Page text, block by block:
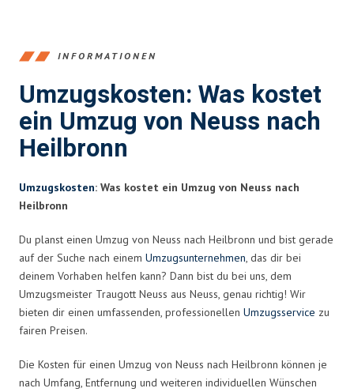
INFORMATIONEN
Umzugskosten: Was kostet
ein Umzug von Neuss nach
Heilbronn
Umzugskosten: Was kostet ein Umzug von Neuss nach
Heilbronn
Du planst einen Umzug von Neuss nach Heilbronn und bist gerade
auf der Suche nach einem Umzugsunternehmen, das dir bei
deinem Vorhaben helfen kann? Dann bist du bei uns, dem
Umzugsmeister Traugott Neuss aus Neuss, genau richtig! Wir
bieten dir einen umfassenden, professionellen Umzugsservice zu
fairen Preisen.
Die Kosten für einen Umzug von Neuss nach Heilbronn können je
nach Umfang, Entfernung und weiteren individuellen Wünschen